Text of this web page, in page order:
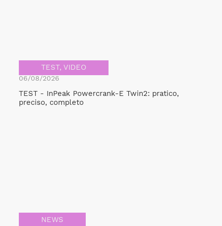
TEST, VIDEO
06/08/2026
TEST - InPeak Powercrank-E Twin2: pratico,
preciso, completo
NEWS